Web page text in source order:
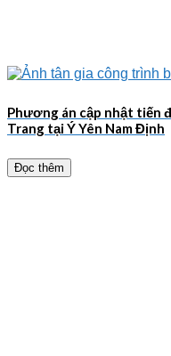
Phương án cập nhật tiến
Trang tại Ý Yên Nam Định
Đọc thêm